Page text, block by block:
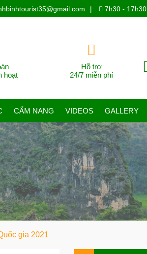
| 7h30 - 17h30
hoạt
Hỗ trợ
24/7 miễn phí
CẨM NANG VIDEOS GALLERY
gia 2021